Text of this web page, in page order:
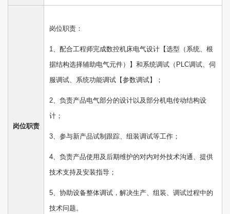
岗位职责
岗位职责：
1、配合工程师完成数控机床电气设计【选型（系统、根
据结构选择辅助电气元件）】和系统调试（PLC调试、伺
服调试、系统功能调试【参数调试】；
2、负责产品电气部分的设计以及部分机电传动结构设
计；
3、参与新产品试制跟踪、组装调试等工作；
4、负责产品使用及后期维护的对内对外技术沟通、提供
技术支持及安装指导；
5、协助设备整体调试，解决生产、组装、调试过程中的
技术问题。